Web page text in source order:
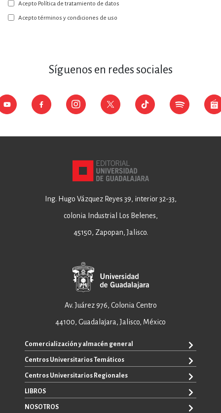
nuestro
boletín:
Acepto Política de tratamiento de datos
Acepto términos y condiciones de uso
Síguenos en redes sociales
Ing. Hugo Vázquez Reyes 39, interior 32-33,
colonia Industrial Los Belenes,
45150, Zapopan, Jalisco.
Av. Juárez 976, Colonia Centro
44100, Guadalajara, Jalisco, México
Comercialización y almacén general
+52 33 3640 6326
+52 33 3640 4595
ventas@editorial.udg.mx
WhatsApp: +52 33 1433 6869
Centros Universitarios Temáticos
CUAAD
CUCEA
Centros Universitarios Regionales
CUALTOS
CUCHAPALA
LIBROS
TODOS LOS LIBROS
NOSOTROS